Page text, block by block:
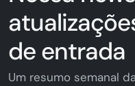
de entrada
Um resumo semanal